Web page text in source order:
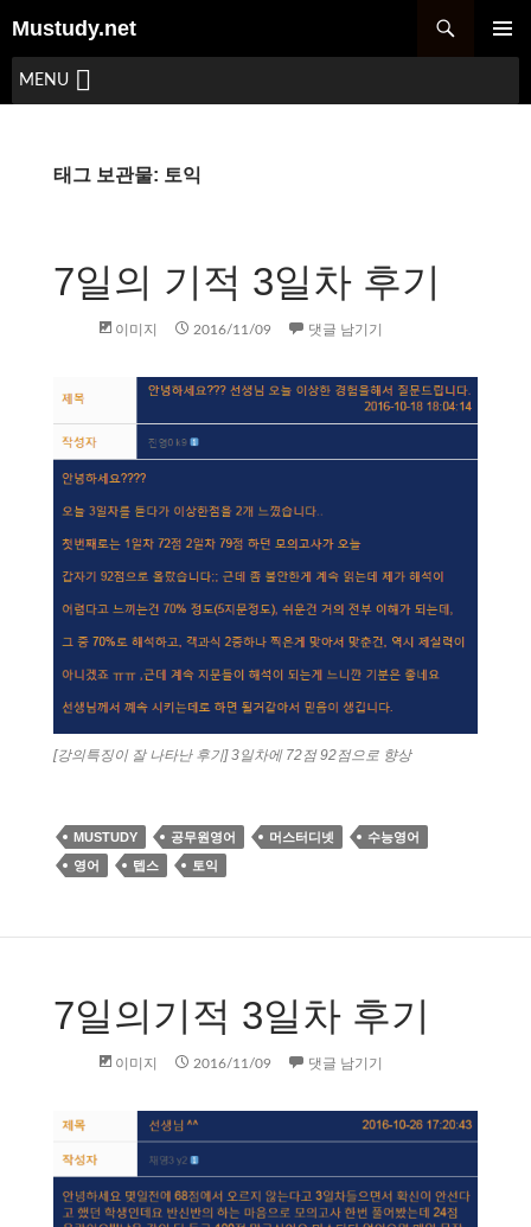
Mustudy.net
MENU
태그 보관물: 토익
7일의 기적 3일차 후기
이미지 2016/11/09 댓글 남기기
[강의특징이 잘 나타난 후기] 3일차에 72점 92점으로 향상
MUSTUDY 공무원영어 머스터디넷
수능영어
영어
텝스 토익
7일의기적 3일차 후기
이미지 2016/11/09 댓글 남기기